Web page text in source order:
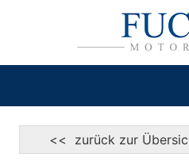
<< zurück zur